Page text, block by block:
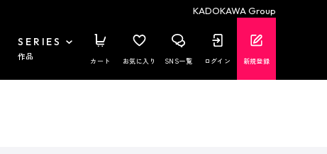
KADOKAWA Group
SERIES
作品 カート お気に入り SNS一覧 ログイン 新規登録